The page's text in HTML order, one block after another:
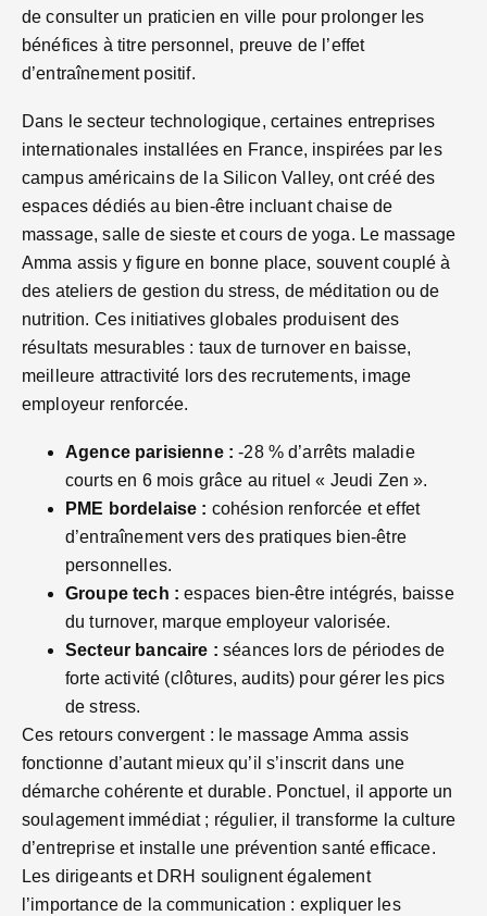
de consulter un praticien en ville pour prolonger les
bénéfices à titre personnel, preuve de l’effet
d’entraînement positif.
Dans le secteur technologique, certaines entreprises
internationales installées en France, inspirées par les
campus américains de la Silicon Valley, ont créé des
espaces dédiés au bien-être incluant chaise de
massage, salle de sieste et cours de yoga. Le massage
Amma assis y figure en bonne place, souvent couplé à
des ateliers de gestion du stress, de méditation ou de
nutrition. Ces initiatives globales produisent des
résultats mesurables : taux de turnover en baisse,
meilleure attractivité lors des recrutements, image
employeur renforcée.
Agence parisienne : -28 % d’arrêts maladie
courts en 6 mois grâce au rituel « Jeudi Zen ».
PME bordelaise : cohésion renforcée et effet
d’entraînement vers des pratiques bien-être
personnelles.
Groupe tech : espaces bien-être intégrés, baisse
du turnover, marque employeur valorisée.
Secteur bancaire : séances lors de périodes de
forte activité (clôtures, audits) pour gérer les pics
de stress.
Ces retours convergent : le massage Amma assis
fonctionne d’autant mieux qu’il s’inscrit dans une
démarche cohérente et durable. Ponctuel, il apporte un
soulagement immédiat ; régulier, il transforme la culture
d’entreprise et installe une prévention santé efficace.
Les dirigeants et DRH soulignent également
l’importance de la communication : expliquer les